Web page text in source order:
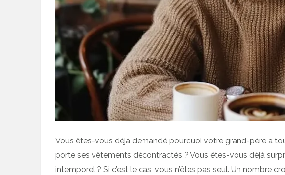
Vous êtes-vous déjà demandé pourquoi votre grand-père a
porte ses vêtements décontractés ? Vous êtes-vous déjà
intemporel ? Si c’est le cas, vous n’êtes pas seul. Un nombre